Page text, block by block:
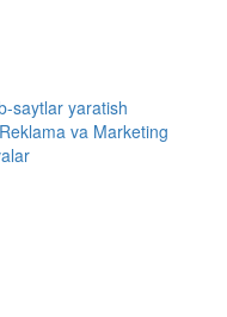
saytlar yaratish
Reklama va Marketing